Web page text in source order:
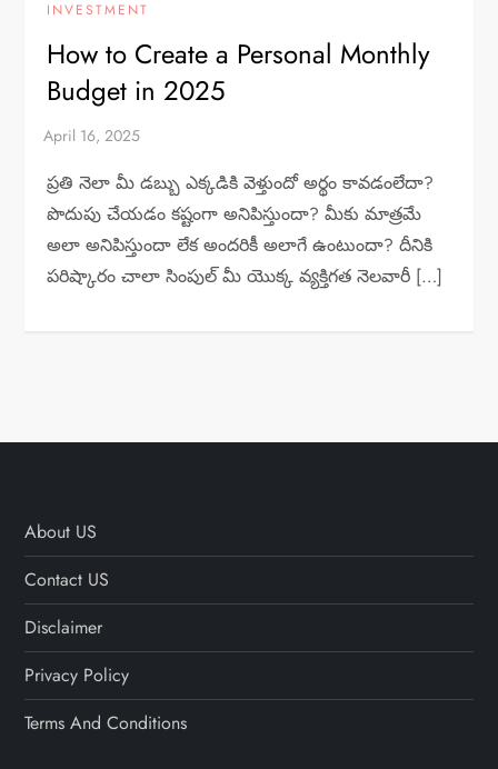
INVESTMENT
How to Create a Personal Monthly
Budget in 2025
ప్రతి నెలా మీ డబ్బు ఎక్కడికి వెళ్తుందో అర్థం కావడంలేదా?
పొదుపు చేయడం కష్టంగా అనిపిస్తుందా? మీకు మాత్రమే
అలా అనిపిస్తుందా లేక అందరికీ అలాగే ఉంటుందా? దీనికి
పరిష్కారం చాలా సింపుల్ మీ యొక్క వ్యక్తిగత నెలవారీ […]
About US
Contact US
Disclaimer
Privacy Policy
Terms And Conditions